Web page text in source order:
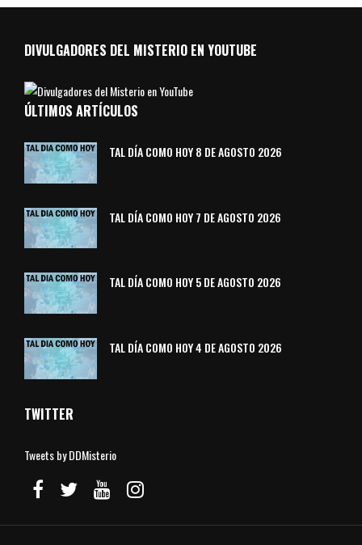
DIVULGADORES DEL MISTERIO EN YOUTUBE
ÚLTIMOS ARTÍCULOS
TAL DÍA COMO HOY 8 DE AGOSTO 2026
TAL DÍA COMO HOY 7 DE AGOSTO 2026
TAL DÍA COMO HOY 5 DE AGOSTO 2026
TAL DÍA COMO HOY 4 DE AGOSTO 2026
TWITTER
Tweets by DDMisterio